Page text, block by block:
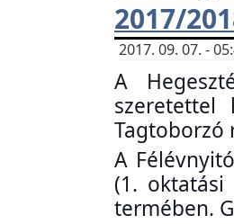
2017/
2017. 09. 07. -
A
Tagtoborzó
A
(1. oktatási
termében.